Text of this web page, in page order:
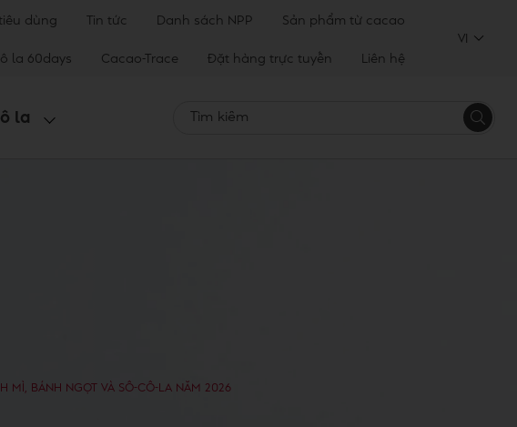
dùng Tin tức Danh sách NPP Sản phẩm từ cacao
la 60days Cacao-Trace Đặt hàng trực tuyến Liên hệ
VI
la
Tìm
MÌ, BÁNH NGỌT VÀ SÔ-CÔ-LA NĂM 2026